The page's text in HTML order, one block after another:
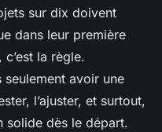
projet
lecture
sur dix doivent
dans leur première
c’est la règle.
seulement avoir une
l’ajuster, et surtout,
solide dès le départ.